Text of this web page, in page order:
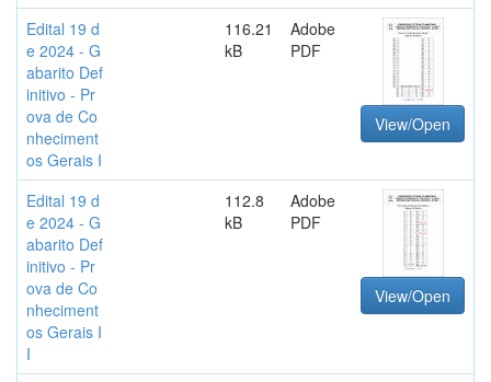
Edital 19 d
e 2024 - G
abarito Def
initivo - Pr
ova de Co
nheciment
os Gerais I
116.21
kB
Adobe
PDF
View/Open
Edital 19 d
e 2024 - G
abarito Def
initivo - Pr
ova de Co
nheciment
os Gerais I
I
112.8
kB
Adobe
PDF
View/Open